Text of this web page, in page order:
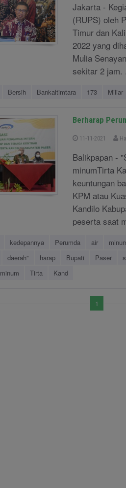
Jakarta -
(RUPS) oleh
Timur dan
2022 yang
Mulia
sekitar 2 jam.
Bersih Bankaltimtara 173 Miliar
Berharap
11-11-2021
Balikpapan -
minumTirta
keuntungan
KPM atau
Kandilo
peserta saat
kedepannya Perumda air
daerah" harap Bupati Paser
minum Tirta Kand
1